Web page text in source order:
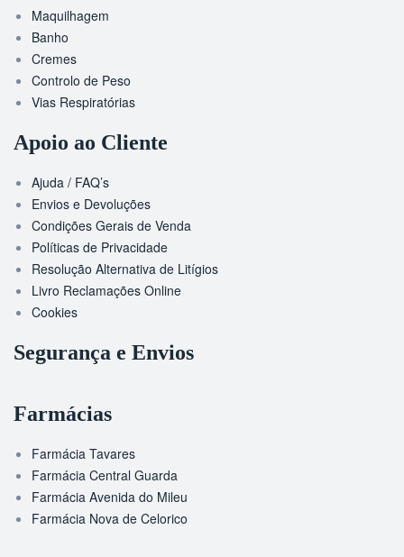
Maquilhagem
Banho
Cremes
Controlo de Peso
Vias Respiratórias
Apoio ao Cliente
Ajuda / FAQ’s
Envios e Devoluções
Condições Gerais de Venda
Políticas de Privacidade
Resolução Alternativa de Litígios
Livro Reclamações Online
Cookies
Segurança e Envios
Farmácias
Farmácia Tavares
Farmácia Central Guarda
Farmácia Avenida do Mileu
Farmácia Nova de Celorico